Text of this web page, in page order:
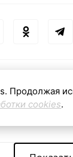
Продолжая
cookies.